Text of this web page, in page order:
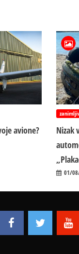
avione?
Nizak
01/